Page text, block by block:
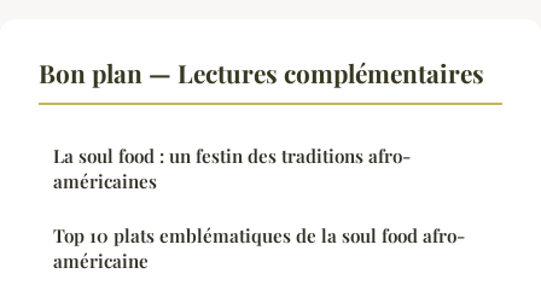
Bon plan — Lectures complémentaires
La soul food : un festin des traditions afro-
américaines
Top 10 plats emblématiques de la soul food afro-
américaine